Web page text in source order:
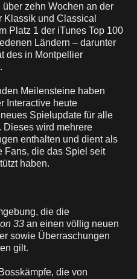
zehn Wochen an der
Klassik und Classical
Platz 1 der iTunes Top 100
Ländern – darunter
des in Montpellier
Meilensteine haben
Interactive heute
Spielupdate für alle
Dieses wird mehrere
enthalten und dient als
Fans, die das Spiel seit
haben.
die die
33 an einen völlig neuen
sowie Überraschungen
gilt.
die von